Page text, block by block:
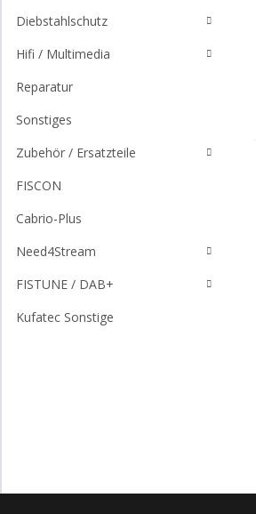
Diebstahlschutz
Hifi / Multimedia
Reparatur
Sonstiges
Zubehör / Ersatzteile
FISCON
Cabrio-Plus
Need4Stream
FISTUNE / DAB+
Kufatec Sonstige